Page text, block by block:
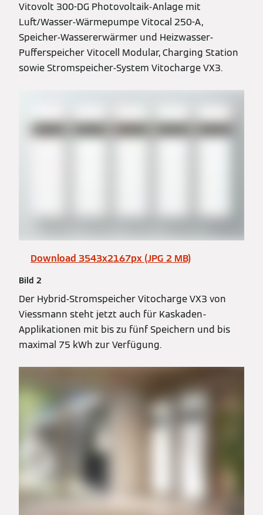
Vitovolt 300-DG Photovoltaik-Anlage mit
Luft/Wasser-Wärmepumpe Vitocal 250-A,
Speicher-Wassererwärmer und Heizwasser-
Pufferspeicher Vitocell Modular, Charging Station
sowie Stromspeicher-System Vitocharge VX3.
Download 3543x2167px (JPG 2 MB)
Bild 2
Der Hybrid-Stromspeicher Vitocharge VX3 von
Viessmann steht jetzt auch für Kaskaden-
Applikationen mit bis zu fünf Speichern und bis
maximal 75 kWh zur Verfügung.